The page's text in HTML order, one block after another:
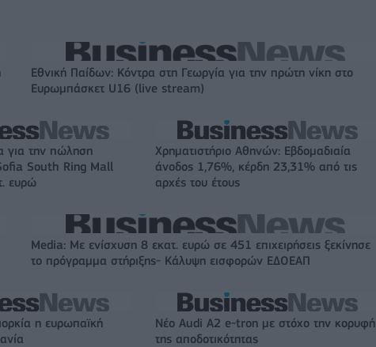
Εθνική Παίδων: Κόντρα στη Γεωργία για την πρώτη νίκη στο
Ευρωμπάσκετ U16 (live stream)
για την πώληση
South Ring Mall
ευρώ
Χρηματιστήριο Αθηνών: Εβδομαδιαία
άνοδος 1,76%, κέρδη 23,31% από τις
αρχές του έτους
Media: Με ενίσχυση 8 εκατ. ευρώ σε 451 επιχειρήσεις ξεκίνησε
το πρόγραμμα στήριξης- Κάλυψη εισφορών ΕΔΟΕΑΠ
η ευρωπαϊκή
Νέο Audi A2 e-tron με στόχο την κορυφή
της αποδοτικότητας